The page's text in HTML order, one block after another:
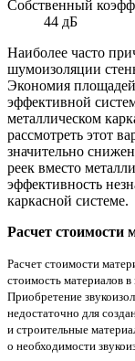
Собственный
44 дБ
Наиболее часто
шумоизоляции
Экономия площадей
эффективной
металлическом
рассмотреть этот
значительно
реек вместо
эффективность
каркасной системе.
Расчет стоимости
Расчет стоимости
стоимость материалов
Приобретение
недостаточно для
и строительные
о необходимости